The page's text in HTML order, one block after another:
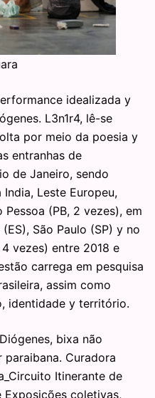
idealizada y
L3n1r4, lê-se
por meio da poesia y
entranhas de
de Janeiro, sendo
Leste Europeu,
(PB, 2 vezes), em
São Paulo (SP) y no
vezes) entre 2018 e
carrega em pesquisa
assim como
identidade y território.
bixa não
Curadora
Itinerante de
coletivas,